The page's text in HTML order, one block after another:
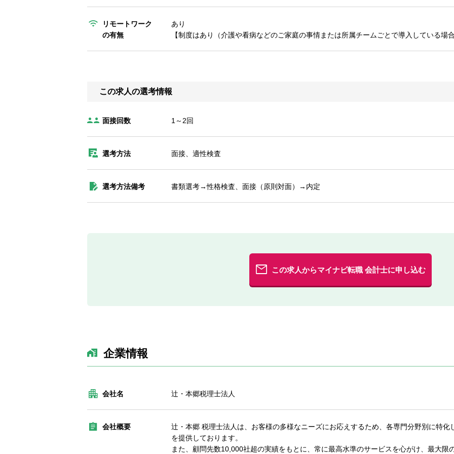
リモートワーク
の有無
あり
【制度はあり（介護や看病などのご家庭の事情または所属チームごとで導入している場合
この求人の選考情報
面接回数 1～2回
選考方法 面接、適性検査
選考方法備考 書類選考→性格検査、面接（原則対面）→内定
この求人からマイナビ転職 会計士に申し込む
企業情報
会社名 辻・本郷税理士法人
会社概要
辻・本郷 税理士法人は、お客様の多様なニーズにお応えするため、各専門分野別に特化
を提供しております。
また、顧問先数10,000社超の実績をもとに、常に最高水準のサービスを心がけ、最大限